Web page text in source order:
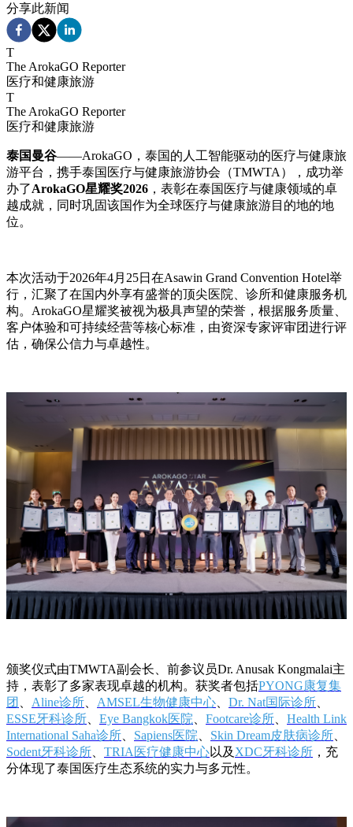
分享此新闻
T
The ArokaGO Reporter
医疗和健康旅游
T
The ArokaGO Reporter
医疗和健康旅游
泰国曼谷——ArokaGO，泰国的人工智能驱动的医疗与健康旅
游平台，携手泰国医疗与健康旅游协会（TMWTA），成功举
办了ArokaGO星耀奖2026 ，表彰在泰国医疗与健康领域的卓
越成就，同时巩固该国作为全球医疗与健康旅游目的地的地
位。
本次活动于2026年4月25日在Asawin Grand Convention Hotel举
行，汇聚了在国内外享有盛誉的顶尖医院、诊所和健康服务机
构。ArokaGO星耀奖被视为极具声望的荣誉，根据服务质量、
客户体验和可持续经营等核心标准，由资深专家评审团进行评
估，确保公信力与卓越性。
颁奖仪式由TMWTA副会长、前参议员Dr. Anusak Kongmalai主
持，表彰了多家表现卓越的机构。获奖者包括PYONG康复集
团
Aline诊所 AMSEL生物健康中心 Dr. Nat国际诊所
ESSE牙科诊所
Eye Bangkok医院 Footcare诊所
Health Link
International Saha诊所
Sapiens医院 Skin Dream皮肤病诊所
Sodent牙科诊所
TRIA医疗健康中心以及 XDC牙科诊所 ，充
分体现了泰国医疗生态系统的实力与多元性。